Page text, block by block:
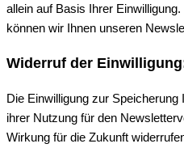
allein auf Basis Ihrer
können wir Ihnen unseren
Widerruf der
Die Einwilligung zur
ihrer Nutzung für den
Wirkung für die Zukunft